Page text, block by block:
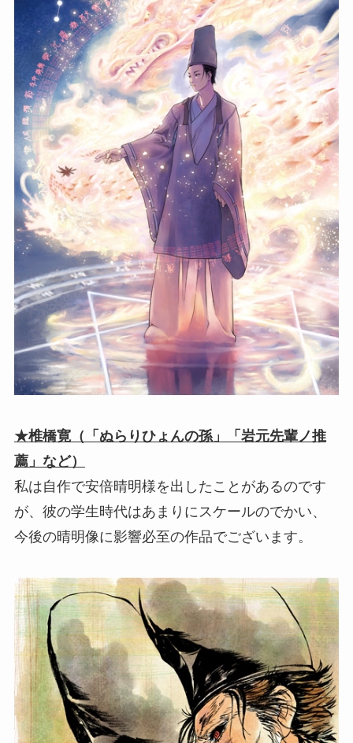
★椎橋寛（「ぬらりひょんの孫」「岩元先輩ノ推
薦」など）
私は自作で安倍晴明様を出したことがあるのです
が、彼の学生時代はあまりにスケールのでかい、
今後の晴明像に影響必至の作品でございます。